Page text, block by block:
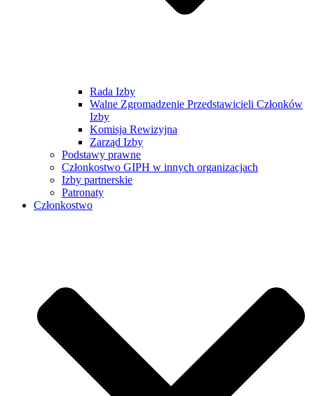
Rada Izby
Walne Zgromadzenie Przedstawicieli Członków
Izby
Komisja Rewizyjna
Zarząd Izby
Podstawy prawne
Członkostwo GIPH w innych organizacjach
Izby partnerskie
Patronaty
Członkostwo